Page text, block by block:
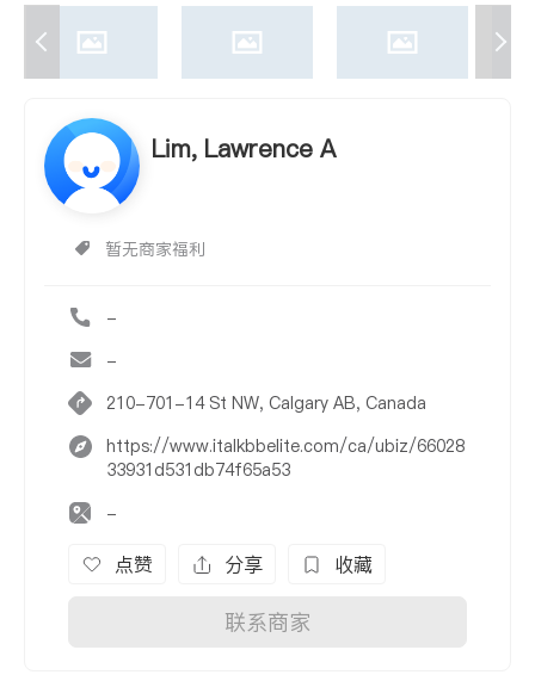
Lim, Lawrence A
暂无商家福利
-
-
210-701-14 St NW, Calgary AB, Canada
https://www.italkbbelite.com/ca/ubiz/66028
33931d531db74f65a53
-
点赞 分享 收藏
联系商家